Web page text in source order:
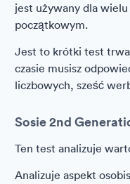
jest używany dla
początkowym.
Jest to krótki test
czasie musisz
liczbowych, sześć
Sosie 2nd
Ten test analizuje
Analizuje aspekt